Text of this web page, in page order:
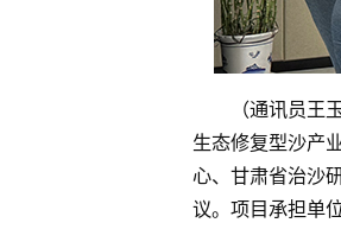
（通讯员
生态修复型沙产
心、甘肃省治沙
议。项目承担单